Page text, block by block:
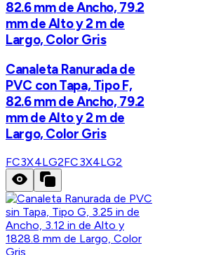
82.6 mm de Ancho, 79.2
mm de Alto y 2 m de
Largo, Color Gris
Canaleta Ranurada de
PVC con Tapa, Tipo F,
82.6 mm de Ancho, 79.2
mm de Alto y 2 m de
Largo, Color Gris
FC3X4LG2FC3X4LG2